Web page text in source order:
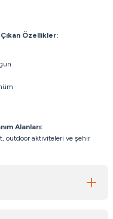
Özellikler:
Alanları:
outdoor aktiviteleri ve şehir